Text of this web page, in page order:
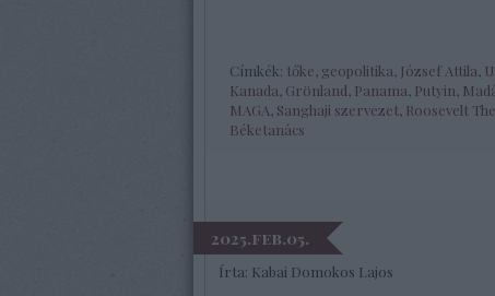
Címkék: tőke geopolitika József Attila
Kanada Grönland Panama Putyin
MAGA Sanghaji szervezet Roosevelt
Béketanács
2025.feb.05.
Írta: Kabai Domokos Lajos